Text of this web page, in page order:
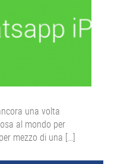
una volta
al mondo per
mezzo di una […]